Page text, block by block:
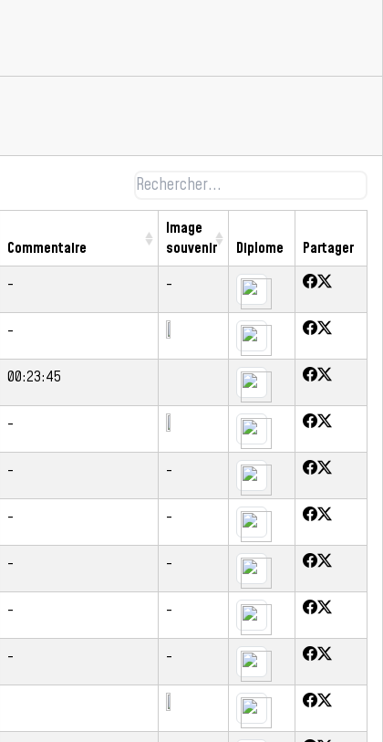
Commentaire
Image
souvenir
Diplome
Partager
- -
-
00:23:45
-
- -
- -
- -
- -
- -